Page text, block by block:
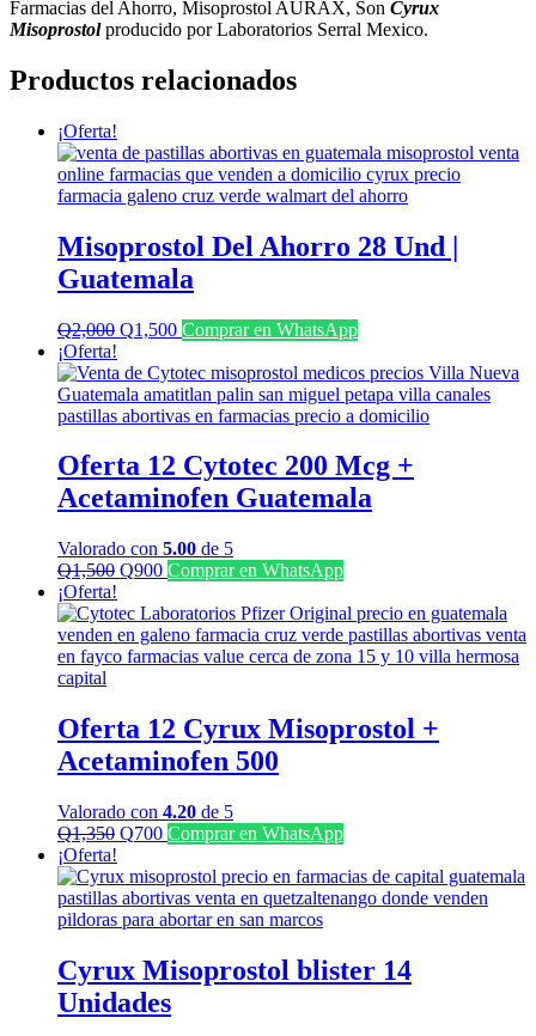
Farmacias del Ahorro, Misoprostol AURAX, Son Cyrux
Misoprostolproducido por Laboratorios Serral Mexico.
Productos relacionados
¡Oferta!
Misoprostol Del Ahorro 28 Und |
Guatemala
Q2,000 El
original
era:
Q2,000.
Q1,500El
actual
es:
Q1,500.
Comprar en WhatsApp
¡Oferta!
Oferta 12 Cytotec 200 Mcg +
Acetaminofen Guatemala
Valorado con 5.00 de 5
Q1,500 El
original
era:
Q1,500.
Q900El
actual
es:
Q900.
Comprar en WhatsApp
¡Oferta!
Oferta 12 Cyrux Misoprostol +
Acetaminofen 500
Valorado con 4.20 de 5
Q1,350 El
original
era:
Q1,350.
Q700El
actual
es:
Q700.
Comprar en WhatsApp
¡Oferta!
Cyrux Misoprostol blister 14
Unidades